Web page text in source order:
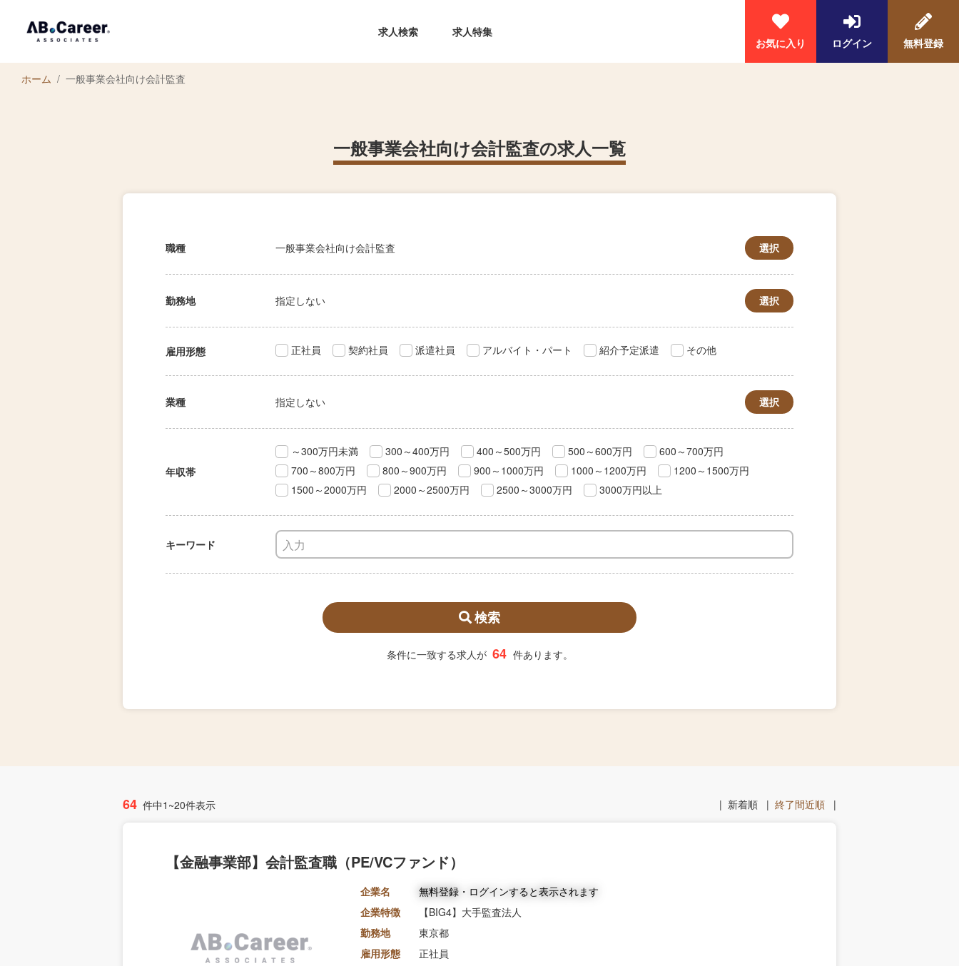
求人検索
求人特集
お気に入り
ログイン 無料登録
ホーム 一般事業会社向け会計監査
一般事業会社向け会計監査の求人一覧
職種 一般事業会社向け会計監査 選択
勤務地 指定しない 選択
雇用形態 正社員 契約社員 派遣社員 アルバイト・パート 紹介予定派遣 その他
業種 指定しない 選択
年収帯
～300万円未満 300～400万円 400～500万円 500～600万円
600～700万円
700～800万円
800～900万円 900～1000万円 1000～1200万円
1200～1500万円
1500～2000万円
2000～2500万円 2500～3000万円 3000万円以上
キーワード
検索
条件に一致する求人が 64 件あります。
64 件中1~20件表示 | 新着順 | 終了間近順 |
【金融事業部】会計監査職（PE/VCファンド）
企業名
無料登録・ログインすると表示されます
企業特徴
【BIG4】大手監査法人
勤務地
東京都
雇用形態
正社員